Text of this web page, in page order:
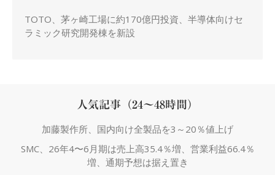
TOTO、茅ヶ崎工場に約170億円投資、半導体向けセ
ラミック研究開発棟を新設
人気記事（24～48時間）
加藤製作所、国内向け全製品を3～20％値上げ
SMC、26年4〜6月期は売上高35.4％増、営業利益66.4％
増、通期予想は据え置き